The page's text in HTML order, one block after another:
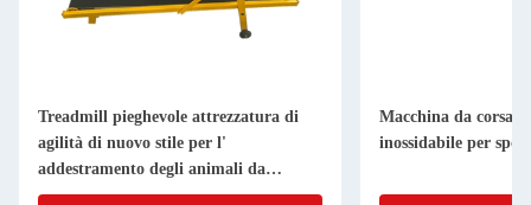
Treadmill pieghevole attrezzatura di
agilità di nuovo stile per l'
addestramento degli animali da
compagnia macchina da corsa per
Macchina da corsa
inossidabile per